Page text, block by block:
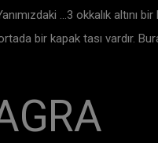
…3 okkalık altını
bir kapak tası vardır.